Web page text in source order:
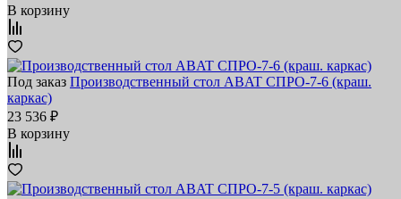
В корзину
Под заказ Производственный стол ABAT СПРО-7-6 (краш.
каркас)
23 536 ₽
В корзину